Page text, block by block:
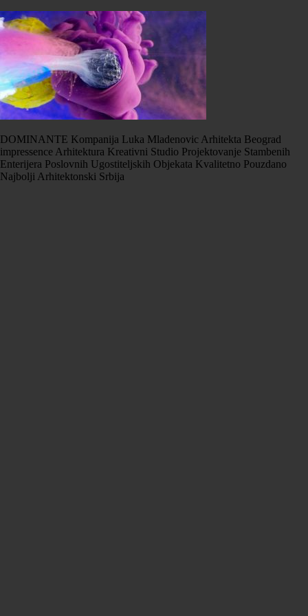
DOMINANTE Kompanija Luka Mladenovic Arhitekta Beograd
impressence Arhitektura Kreativni Studio Projektovanje Stambenih
Enterijera Poslovnih Ugostiteljskih Objekata Kvalitetno Pouzdano
Najbolji Arhitektonski Srbija